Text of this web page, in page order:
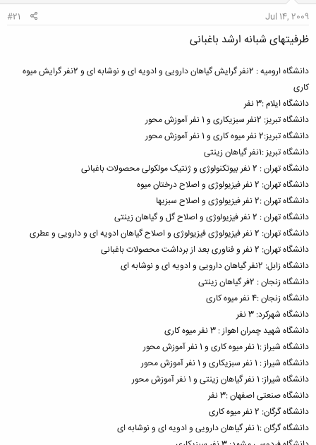
Jul 14, 2009
#21
ظرفیتهای شبانه ارشد باغبانی
دانشگاه ارومیه : 2نفر گرایش گیاهان دارویی و ادویه ای و نوشابه ای و 2نفر گرایش میوه
کاری
دانشگاه ایلام :3 نفر
دانشگاه تبریز: 2نفر سبزیکاری و 1 نفر آموزش محور
دانشگاه تبریز:2 نفر میوه کاری و 1 نفر آموزش محور
دانشگاه تبریز :1نفر گیاهان زینتی
دانشگاه تهران : 2 نفر بیوتکنولوژی و ژنتیک مولکولی محصولات باغبانی
دانشگاه تهران: 2 نفر فیزیولوژی و اصلاح درختان میوه
دانشگاه تهران :2 نفر فیزیولوژی و اصلاح سبزیها
دانشگاه تهران : 2 نفر فیزیولوژی و اصلاح گل و گیاهان زینتی
دانشگاه تهران: 2 نفر فیزیولوژی فیزیولوژی و اصلاح گیاهان ادویه ای و دارویی و عطری
دانشگاه تهران: 2 نفر و فناوری بعد از برداشت محصولات باغبانی
دانشگاه زابل: 2نفر گیاهان دارویی و ادویه ای و نوشابه ای
دانشگاه زنجان : 2فر گیاهان زینتی
دانشگاه زنجان :4 نفر میوه کاری
دانشگاه شهرکرد: 3 نفر
دانشگاه شهید چمران اهواز : 3 نفر میوه کاری
دانشگاه شیراز :1 نفر میوه کاری و 1 نفر آموزش محور
دانشگاه شیراز : 1 نفر سبزیکاری و 1 نفر آموزش محور
دانشگاه شیراز: 1 نفر گیاهان زینتی و 1 نفر آموزش محور
دانشگاه صنعتی اصفهان :3 نفر
دانشگاه گرگان: 2 نفر میوه کاری
دانشگاه گرگان :1 نفر گیاهان دارویی و ادویه ای و نوشابه ای